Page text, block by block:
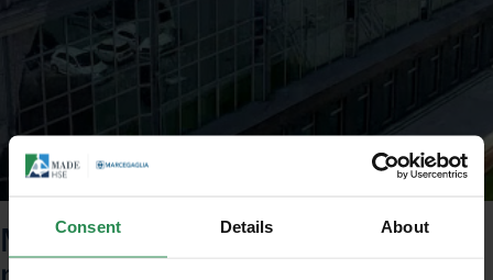
Consent Details About
MUD 2010 (dati 2009):